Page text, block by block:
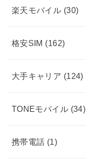
楽天モバイル (30)
格安SIM (162)
大手キャリア (124)
TONEモバイル (34)
携帯電話 (1)